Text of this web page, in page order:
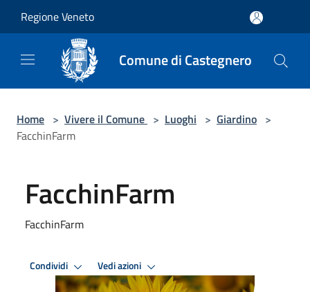
Regione Veneto
Comune di Castegnero
Home > Vivere il Comune > Luoghi > Giardino >
FacchinFarm
FacchinFarm
FacchinFarm
Condividi Vedi azioni